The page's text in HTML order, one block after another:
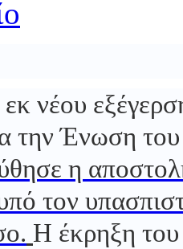
νέου
την Ένωση
η
τον
Η έκρηξη του